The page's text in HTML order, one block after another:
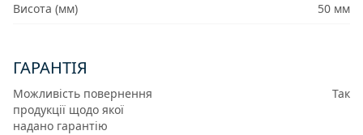
Висота (мм)
50 мм
ГАРАНТІЯ
Можливість повернення
продукції щодо якої
надано гарантію
Так